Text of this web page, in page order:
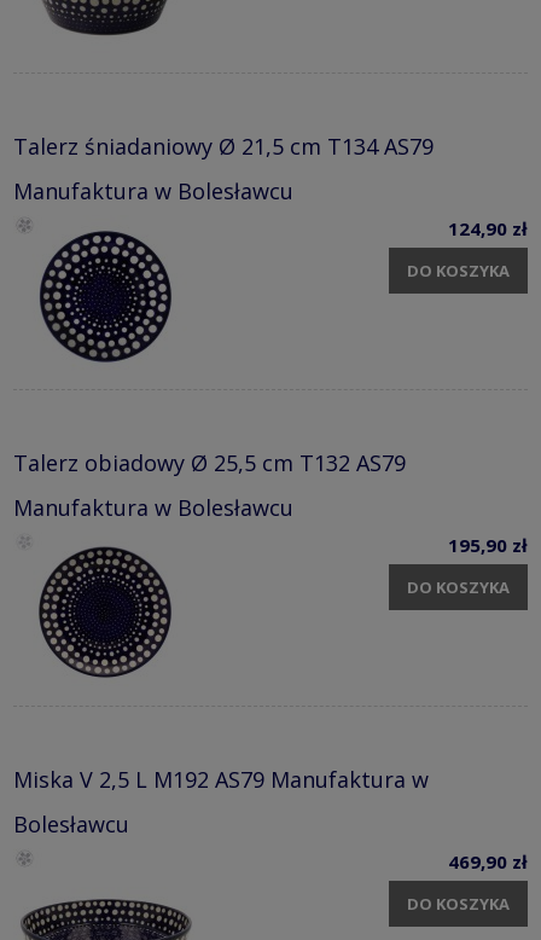
Talerz śniadaniowy Ø 21,5 cm T134 AS79
Manufaktura w Bolesławcu
124,90 zł
DO KOSZYKA
Talerz obiadowy Ø 25,5 cm T132 AS79
Manufaktura w Bolesławcu
195,90 zł
DO KOSZYKA
Miska V 2,5 L M192 AS79 Manufaktura w
Bolesławcu
469,90 zł
DO KOSZYKA